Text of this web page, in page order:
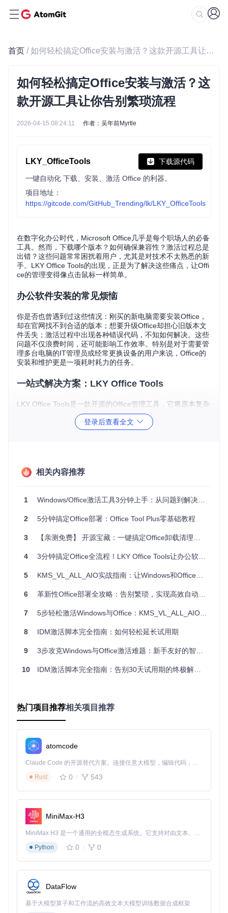
首页 / 如何轻松搞定Office安装与激活？这款开源工具让你告别繁琐流程
如何轻松搞定Office安装与激活？这
款开源工具让你告别繁琐流程
2026-04-15 08:24:11 作者：吴年前Myrtle
LKY_OfficeTools 下载源代码
一键自动化 下载、安装、激活 Office 的利器。
项目地址：
https://gitcode.com/GitHub_Trending/lk/LKY_OfficeTools
在数字化办公时代，Microsoft Office几乎是每个职场人的必备
工具。然而，下载哪个版本？如何确保兼容性？激活过程总是
出错？这些问题常常困扰着用户，尤其是对技术不太熟悉的新
手。LKY Office Tools的出现，正是为了解决这些痛点，让Offi
ce的管理变得像点击鼠标一样简单。
办公软件安装的常见烦恼
你是否也曾遇到过这些情况：刚买的新电脑需要安装Office，
却在官网找不到合适的版本；想要升级Office却担心旧版本文
件丢失；激活过程中出现各种错误代码，不知如何解决。这些
问题不仅浪费时间，还可能影响工作效率。特别是对于需要管
理多台电脑的IT管理员或经常更换设备的用户来说，Office的
安装和维护更是一项耗时耗力的任务。
一站式解决方案：LKY Office Tools
LKY Office Tools是一款开源的Office管理工具，它将原本复杂
的下载、安装、激活过程简化为几个简单步骤。无论你是电脑
新手还是有经验的用户，都能轻松上手。这款工具就像一位专
业的IT助手，全程为你处理Office相关的各种问题，让你专注
LKY Office Tools最核心的优势在于其智能识别系统。它能够
的口味和需求推荐合适的菜品，而不是让你在菜单上盲目寻
安全性是很多用户关心的问题。LKY Office Tools采用正版激
活模式，不会修改系统核心文件，也不会安装任何恶意软件。
这就像使用正规渠道购买的软件，既合法又安全，让你无需担
心电脑安全问题。
版本，然后询问你是否需要升级。升级过程中，它会妥善处理
样，既获得了新功能，又不会影响现有数据。
谁能从中受益？
LKY Office Tools的应用场景非常广泛，几乎所有需要使用Offi
电脑新手
成Office的安装和激活。
职场人士：新电脑到手后，快速搭建办公环境，节省宝贵的
工作时间。
学生群体
：在个人电脑上轻松安装Office，满足学习需求。
IT管理员
复劳动。
下载工具
到任意文件夹。
：双击执行文件，工具会自动检测系统环境。
选择操作
：根据提示选择"安装Office"、"激活Office"或"升
级Office"，然后按照指引完成操作。
整个过程就像使用向导安装软件一样简单，即使你不是技术专
家，也能轻松完成。
登录后查看全文
相关内容推荐
1 Windows/Office激活工具3分钟上手：从问题到解决方案的完整指南
2 5分钟搞定Office部署：Office Tool Plus零基础教程
3 【亲测免费】 开源宝藏：一键搞定Office卸载清理的神器
4 3分钟搞定Office全流程！LKY Office Tools让办公软件管理效率提升90%
5 KMS_VL_ALL_AIO实战指南：让Windows和Office授权像喝水一样简单
6 革新性Office部署全攻略：告别繁琐，实现高效自动化部署
7 5步轻松激活Windows与Office：KMS_VL_ALL_AIO工具包小白指南
8 IDM激活脚本完全指南：如何轻松延长试用期
9 3步攻克Windows与Office激活难题：新手友好的智能授权工具使用指南
10 IDM激活脚本完全指南：告别30天试用期的终极解决方案
热门项目推荐相关项目推荐
atomcode
Claude Code 的开源替代方案。连接任意大模型，编辑代码，运行命令，自动验证 — 全自动执行。用 Rust 构建，极致性能。 ｜ An open-source alternative to Claude Code. Connect any LLM, edit code, run commands, and verify changes — autonomously. Built in Rust for speed. Get Started
Rust
0 543
MiniMax-H3
MiniMax H3 是一个通用的全模态生成系统。它支持对由文本、图像、视频和音频组成的多模态上下文进行统一理解，并能生成分辨率高达 2K、时长可达 15 秒的带原生立体声音频的视频。得益于面向任务泛化的系统设计，H3 在预训练阶段就已具备广泛的多模态上下文理解与生成能力，能够出色地执行复杂的多模态指令。
Python
0 0
DataFlow
基于大模型算子和工作流的高效文本大模型训练数据合成框架